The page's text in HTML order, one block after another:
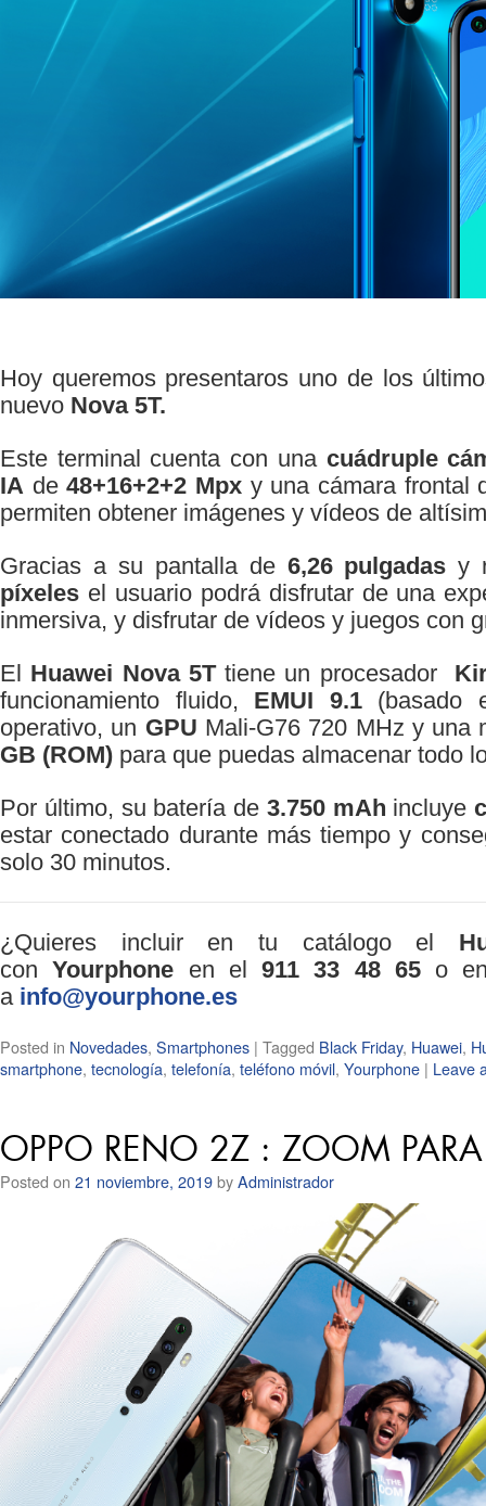
Hoy queremos presentaros uno de los
nuevo Nova 5T.
Este terminal cuenta con una cuádruple
IA de48+16+2+2 Mpx y una cámara frontal
permiten obtener imágenes y vídeos de
Gracias a su pantalla de 6,26 pulgadas y
píxeles el usuario podrá disfrutar de una
inmersiva, y disfrutar de vídeos y juegos con
El Huawei Nova 5Ttiene un procesador
funcionamiento fluido, EMUI 9.1(basado
operativo, un GPU Mali-G76 720 MHz y una
GB (ROM) para que puedas almacenar todo
Por último, su batería de 3.750 mAh incluye
estar conectado durante más tiempo y
solo 30 minutos.
¿Quieres incluir en tu catálogo el
conYourphone en el 911 33 48 65o
a info@yourphone.es
Posted in Novedades, Smartphones | Tagged Black Friday, Huawei,
smartphone, tecnología, telefonía, teléfono móvil, Yourphone | Leave
OPPO RENO 2Z : ZOOM
Posted on 21 noviembre, 2019byAdministrador